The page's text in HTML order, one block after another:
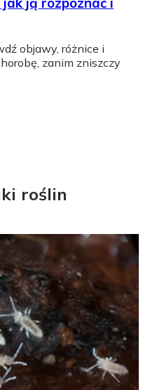
objawy, różnice i
zanim zniszczy
roślin